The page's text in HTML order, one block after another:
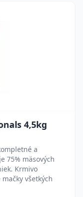
4,5kg
a
75% mäsových
Krmivo
všetkých